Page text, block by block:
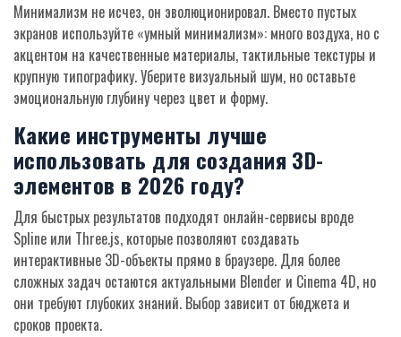
Минимализм не исчез, он эволюционировал. Вместо пустых
экранов используйте «умный минимализм»: много воздуха, но с
акцентом на качественные материалы, тактильные текстуры и
крупную типографику. Уберите визуальный шум, но оставьте
эмоциональную глубину через цвет и форму.
Какие инструменты лучше
использовать для создания 3D-
элементов в 2026 году?
Для быстрых результатов подходят онлайн-сервисы вроде
Spline или Three.js, которые позволяют создавать
интерактивные 3D-объекты прямо в браузере. Для более
сложных задач остаются актуальными Blender и Cinema 4D, но
они требуют глубоких знаний. Выбор зависит от бюджета и
сроков проекта.